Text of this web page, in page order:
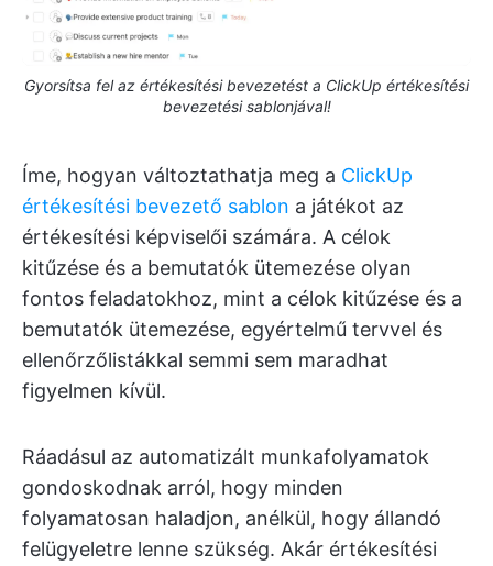
Gyorsítsa fel az értékesítési bevezetést a ClickUp értékesítési
bevezetési sablonjával!
Íme, hogyan változtathatja meg a ClickUp
értékesítési bevezető sablon a játékot az
értékesítési képviselői számára. A célok
kitűzése és a bemutatók ütemezése olyan
fontos feladatokhoz, mint a célok kitűzése és a
bemutatók ütemezése, egyértelmű tervvel és
ellenőrzőlistákkal semmi sem maradhat
figyelmen kívül.
Ráadásul az automatizált munkafolyamatok
gondoskodnak arról, hogy minden
folyamatosan haladjon, anélkül, hogy állandó
felügyeletre lenne szükség. Akár értékesítési